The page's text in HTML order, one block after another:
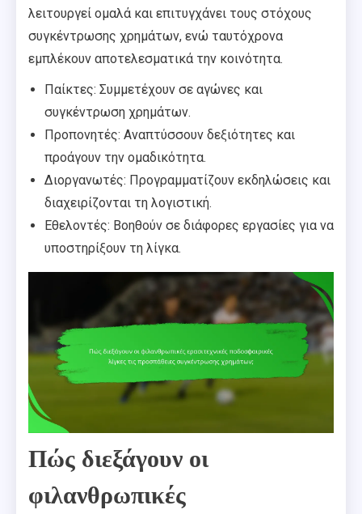
λειτουργεί ομαλά και επιτυγχάνει τους στόχους
συγκέντρωσης χρημάτων, ενώ ταυτόχρονα
εμπλέκουν αποτελεσματικά την κοινότητα.
Παίκτες: Συμμετέχουν σε αγώνες και
συγκέντρωση χρημάτων.
Προπονητές: Αναπτύσσουν δεξιότητες και
προάγουν την ομαδικότητα.
Διοργανωτές: Προγραμματίζουν εκδηλώσεις και
διαχειρίζονται τη λογιστική.
Εθελοντές: Βοηθούν σε διάφορες εργασίες για να
υποστηρίξουν τη λίγκα.
Πώς διεξάγουν οι
φιλανθρωπικές